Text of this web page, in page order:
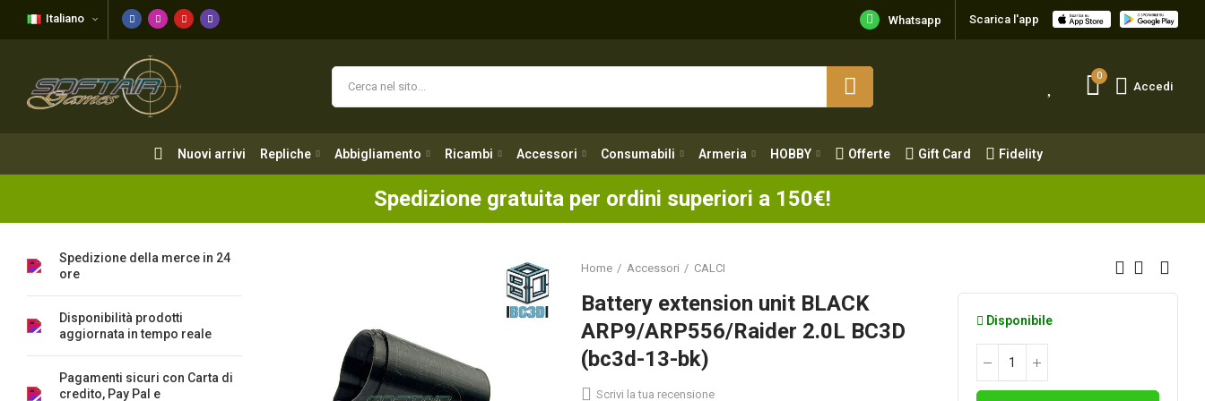
Italiano Whatsapp Scarica l'app
0
Accedi
Nuovi arrivi Repliche Abbigliamento Ricambi Accessori Consumabili Armeria HOBBY Offerte Gift Card Fidelity
Spedizione gratuita per ordini superiori a 150€!
Nuovi arrivi Offerte Gift Card Fidelity
Home Accessori CALCI
Battery extension unit BLACK
ARP9/ARP556/Raider 2.0L BC3D
(bc3d-13-bk)
Scrivi la tua recensione
Disponibile
Spedizione della merce in 24
ore
Disponibilità prodotti
aggiornata in tempo reale
Pagamenti sicuri con Carta di
credito, Pay Pal e